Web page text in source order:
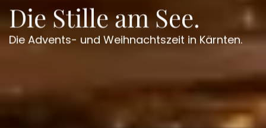
Die Stille am See.
Die Advents- und Weihnachtszeit in Kärnten.